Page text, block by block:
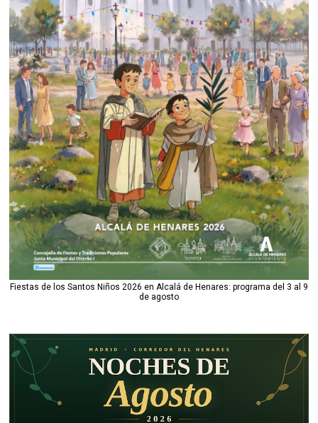
Fiestas de los Santos Niños 2026 en Alcalá de Henares: programa del 3 al 9
de agosto